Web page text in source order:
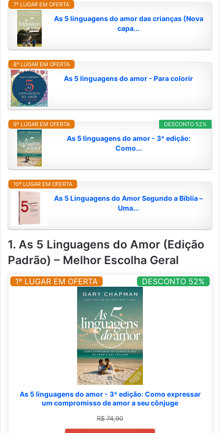
7º LUGAR EM OFERTA
As 5 linguagens do amor das crianças (Nova
capa...
8º LUGAR EM OFERTA
As 5 linguagens do amor - Para colorir
DESCONTO 52%
9º LUGAR EM OFERTA
As 5 linguagens do amor - 3ª edição:
Como...
10º LUGAR EM OFERTA
As 5 Linguagens do Amor Segundo a Bíblia –
Uma...
1. As 5 Linguagens do Amor (Edição
Padrão) – Melhor Escolha Geral
DESCONTO 52%
1º LUGAR EM OFERTA
As 5 linguagens do amor - 3ª edição: Como expressar
um compromisso de amor a seu cônjuge
R$ 74,90